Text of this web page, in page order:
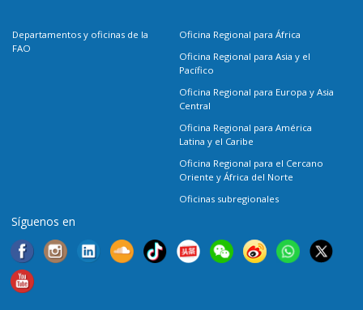
Departamentos y oficinas de la
FAO
Oficina Regional para África
Oficina Regional para Asia y el
Pacífico
Oficina Regional para Europa y Asia
Central
Oficina Regional para América
Latina y el Caribe
Oficina Regional para el Cercano
Oriente y África del Norte
Oficinas subregionales
Síguenos en